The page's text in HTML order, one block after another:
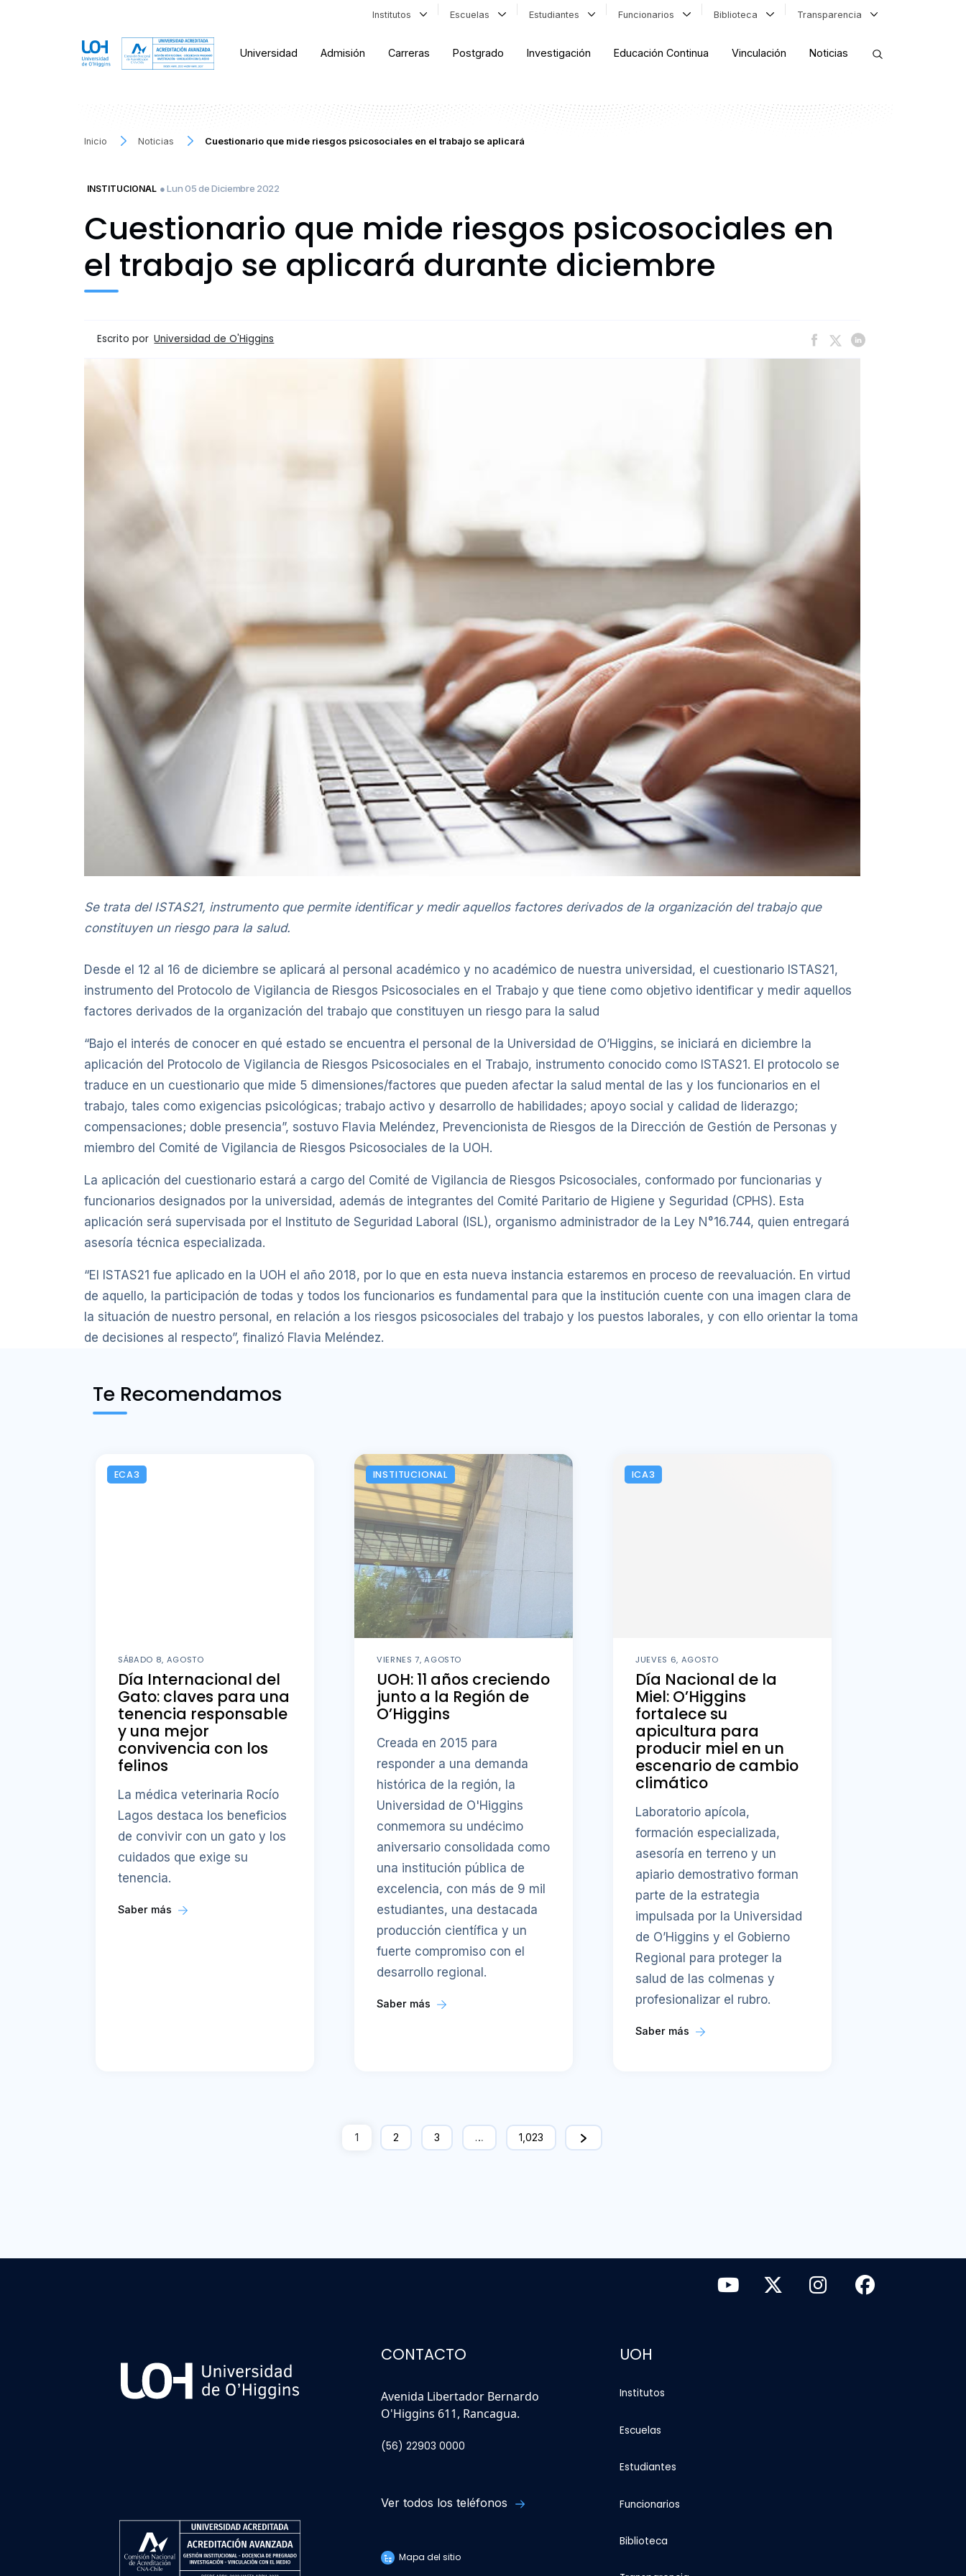
Institutos Escuelas Estudiantes Funcionarios Biblioteca Transparencia
Universidad Admisión Carreras Postgrado Investigación Educación Continua Vinculación Noticias
Inicio Noticias Cuestionario que mide riesgos psicosociales en el trabajo se aplicará
INSTITUCIONAL ● Lun 05 de Diciembre 2022
Cuestionario que mide riesgos psicosociales en
el trabajo se aplicará durante diciembre
Escrito por Universidad de O'Higgins
Se trata del ISTAS21, instrumento que permite identificar y medir aquellos factores derivados de la organización del trabajo que
constituyen un riesgo para la salud.
Desde el 12 al 16 de diciembre se aplicará al personal académico y no académico de nuestra universidad, el cuestionario ISTAS21,
instrumento del Protocolo de Vigilancia de Riesgos Psicosociales en el Trabajo y que tiene como objetivo identificar y medir aquellos
factores derivados de la organización del trabajo que constituyen un riesgo para la salud
“Bajo el interés de conocer en qué estado se encuentra el personal de la Universidad de O’Higgins, se iniciará en diciembre la
aplicación del Protocolo de Vigilancia de Riesgos Psicosociales en el Trabajo, instrumento conocido como ISTAS21. El protocolo se
traduce en un cuestionario que mide 5 dimensiones/factores que pueden afectar la salud mental de las y los funcionarios en el
trabajo, tales como exigencias psicológicas; trabajo activo y desarrollo de habilidades; apoyo social y calidad de liderazgo;
compensaciones; doble presencia”, sostuvo Flavia Meléndez, Prevencionista de Riesgos de la Dirección de Gestión de Personas y
miembro del Comité de Vigilancia de Riesgos Psicosociales de la UOH.
La aplicación del cuestionario estará a cargo del Comité de Vigilancia de Riesgos Psicosociales, conformado por funcionarias y
funcionarios designados por la universidad, además de integrantes del Comité Paritario de Higiene y Seguridad (CPHS). Esta
aplicación será supervisada por el Instituto de Seguridad Laboral (ISL), organismo administrador de la Ley N°16.744, quien entregará
asesoría técnica especializada.
“El ISTAS21 fue aplicado en la UOH el año 2018, por lo que en esta nueva instancia estaremos en proceso de reevaluación. En virtud
de aquello, la participación de todas y todos los funcionarios es fundamental para que la institución cuente con una imagen clara de
la situación de nuestro personal, en relación a los riesgos psicosociales del trabajo y los puestos laborales, y con ello orientar la toma
de decisiones al respecto”, finalizó Flavia Meléndez.
Te Recomendamos
ECA3
SÁBADO 8, AGOSTO
Día Internacional del
Gato: claves para una
tenencia responsable
y una mejor
convivencia con los
felinos
La médica veterinaria Rocío
Lagos destaca los beneficios
de convivir con un gato y los
cuidados que exige su
tenencia.
Saber más
INSTITUCIONAL
VIERNES 7, AGOSTO
UOH: 11 años creciendo
junto a la Región de
O’Higgins
Creada en 2015 para
responder a una demanda
histórica de la región, la
Universidad de O'Higgins
conmemora su undécimo
aniversario consolidada como
una institución pública de
excelencia, con más de 9 mil
estudiantes, una destacada
producción científica y un
fuerte compromiso con el
desarrollo regional.
Saber más
ICA3
JUEVES 6, AGOSTO
Día Nacional de la
Miel: O’Higgins
fortalece su
apicultura para
producir miel en un
escenario de cambio
climático
Laboratorio apícola,
formación especializada,
asesoría en terreno y un
apiario demostrativo forman
parte de la estrategia
impulsada por la Universidad
de O’Higgins y el Gobierno
Regional para proteger la
salud de las colmenas y
profesionalizar el rubro.
Saber más
1 2 3 … 1,023
CONTACTO
Avenida Libertador Bernardo
O'Higgins 611, Rancagua.
(56) 22903 0000
Ver todos los teléfonos
Mapa del sitio
UOH
Institutos
Escuelas
Estudiantes
Funcionarios
Biblioteca